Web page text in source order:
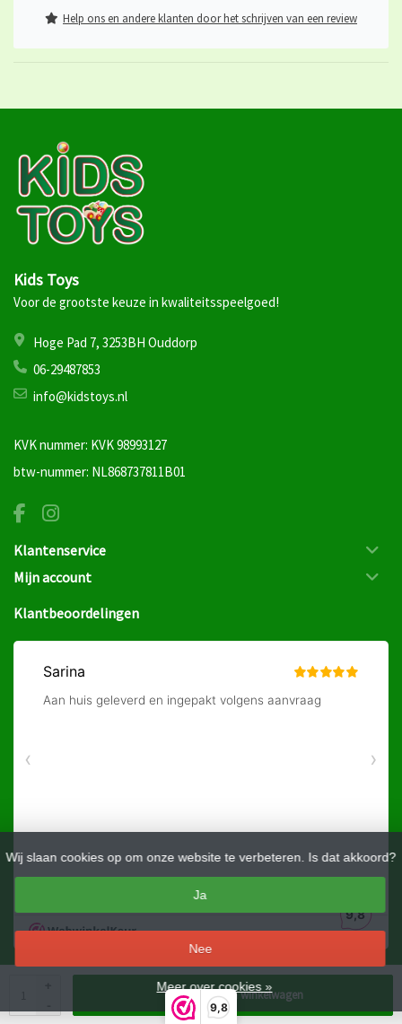
9,8
Wij slaan cookies op om onze website te verbeteren. Is dat akkoord?
Ja
Nee
Meer over cookies »
Toevoegen aan winkelwagen
Help ons en andere klanten door het schrijven van een review
Kids Toys
Voor de grootste keuze in kwaliteitsspeelgoed!
Hoge Pad 7, 3253BH Ouddorp
06-29487853
info@kidstoys.nl
KVK nummer: KVK 98993127
btw-nummer: NL868737811B01
Klantenservice
Mijn account
Klantbeoordelingen